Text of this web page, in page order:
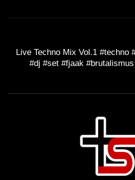
Live Techno Mix Vol.1 #techno
#dj #set #fjaak